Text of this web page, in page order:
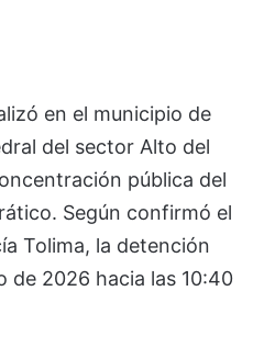
en el municipio de
del sector Alto del
pública del
Según confirmó el
Tolima, la detención
de 2026 hacia las 10:40